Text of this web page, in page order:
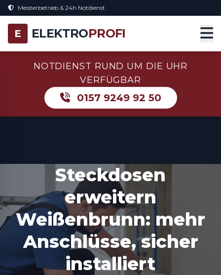
Meisterbetrieb & 24h Notdienst
E ELEKTROPROFI
NOTDIENST RUND UM DIE UHR
VERFÜGBAR
0157 9249 92 50
Steckdosen
erweitern
Weißenbrunn: mehr
Anschlüsse, sicher
installiert